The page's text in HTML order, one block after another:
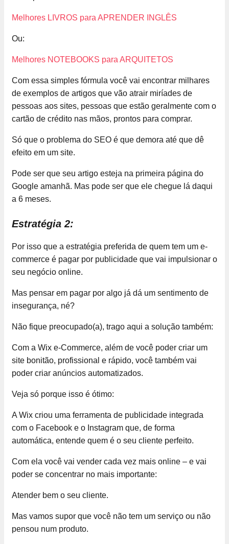
Melhores LIVROS para APRENDER INGLÊS
Ou:
Melhores NOTEBOOKS para ARQUITETOS
Com essa simples fórmula você vai encontrar milhares
de exemplos de artigos que vão atrair miríades de
pessoas aos sites, pessoas que estão geralmente com o
cartão de crédito nas mãos, prontos para comprar.
Só que o problema do SEO é que demora até que dê
efeito em um site.
Pode ser que seu artigo esteja na primeira página do
Google amanhã. Mas pode ser que ele chegue lá daqui
a 6 meses.
Estratégia 2:
Por isso que a estratégia preferida de quem tem um e-
commerce é pagar por publicidade que vai impulsionar o
seu negócio online.
Mas pensar em pagar por algo já dá um sentimento de
insegurança, né?
Não fique preocupado(a), trago aqui a solução também:
Com a Wix e-Commerce, além de você poder criar um
site bonitão, profissional e rápido, você também vai
poder criar anúncios automatizados.
Veja só porque isso é ótimo:
A Wix criou uma ferramenta de publicidade integrada
com o Facebook e o Instagram que, de forma
automática, entende quem é o seu cliente perfeito.
Com ela você vai vender cada vez mais online – e vai
poder se concentrar no mais importante:
Atender bem o seu cliente.
Mas vamos supor que você não tem um serviço ou não
pensou num produto.